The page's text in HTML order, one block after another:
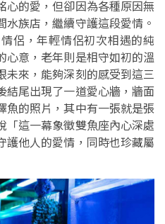
心的愛，但卻因為各種原因無
族店，繼續守護這段愛情。
侶，年輕情侶初次相遇的純
心意，老年則是相守如初的溫
未來，能夠深刻的感受到這三
結尾出現了一道愛心牆，牆面
魚的照片，其中有一張就是張
「這一幕象徵雙魚座內心深處
護他人的愛情，同時也珍藏屬